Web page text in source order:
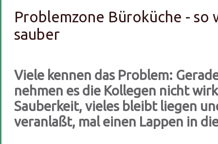
Problemzone Büroküche - so
sauber
Viele kennen das Problem:
nehmen es die Kollegen nicht
Sauberkeit, vieles bleibt liegen
veranlaßt, mal einen Lappen in